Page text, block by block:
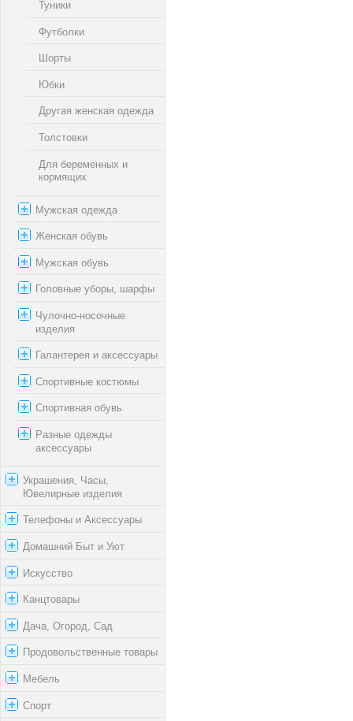
Туники
Футболки
Шорты
Юбки
Другая женская одежда
Толстовки
Для беременных и
кормящих
Мужская одежда
Женская обувь
Мужская обувь
Головные уборы, шарфы
Чулочно-носочные
изделия
Галантерея и аксессуары
Спортивные костюмы
Спортивная обувь
Разные одежды
аксессуары
Украшения, Часы,
Ювелирные изделия
Телефоны и Аксессуары
Домашний Быт и Уют
Искусство
Канцтовары
Дача, Огород, Сад
Продовольственные товары
Мебель
Спорт